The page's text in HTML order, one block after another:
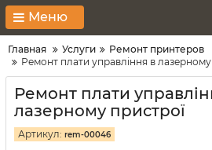
Меню
Главная Услуги
Ремонт принтеров
Ремонт плати управління в
Ремонт плати
лазерному пристрої
Артикул: rem-00046